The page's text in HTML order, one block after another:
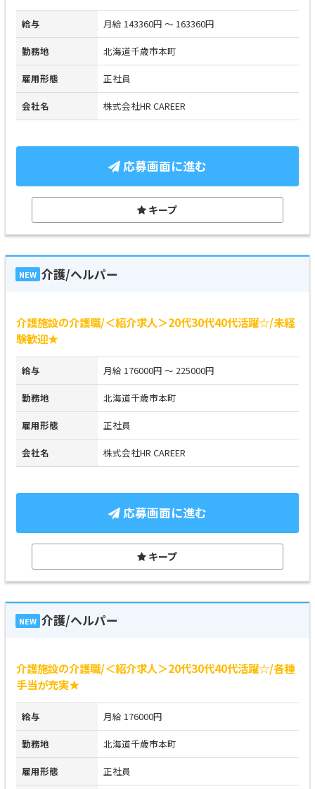
給与 月給 143360円 ～ 163360円
勤務地 北海道千歳市本町
雇用形態 正社員
会社名 株式会社HR CAREER
応募画面に進む
キープ
NEW 介護/ヘルパー
介護施設の介護職/＜紹介求人＞20代30代40代活躍☆/未経
験歓迎★
給与 月給 176000円 ～ 225000円
勤務地 北海道千歳市本町
雇用形態 正社員
会社名 株式会社HR CAREER
応募画面に進む
キープ
NEW 介護/ヘルパー
介護施設の介護職/＜紹介求人＞20代30代40代活躍☆/各種
手当が充実★
給与 月給 176000円
勤務地 北海道千歳市本町
雇用形態 正社員